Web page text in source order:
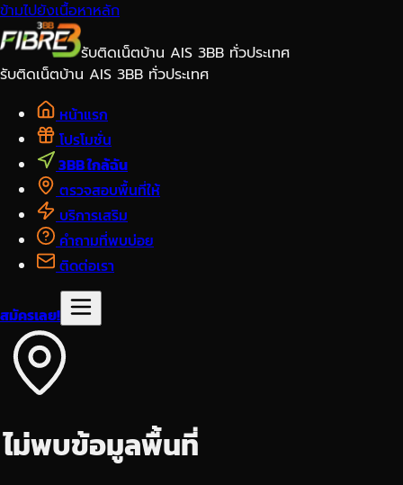
ข้ามไปยังเนื้อหาหลัก
รับติดเน็ตบ้าน AIS 3BB ทั่วประเทศ
รับติดเน็ตบ้าน AIS 3BB ทั่วประเทศ
หน้าแรก
โปรโมชั่น
3BB ใกล้ฉัน
ตรวจสอบพื้นที่ให้
บริการเสริม
คำถามที่พบบ่อย
ติดต่อเรา
สมัครเลย!
ไม่พบข้อมูลพื้นที่